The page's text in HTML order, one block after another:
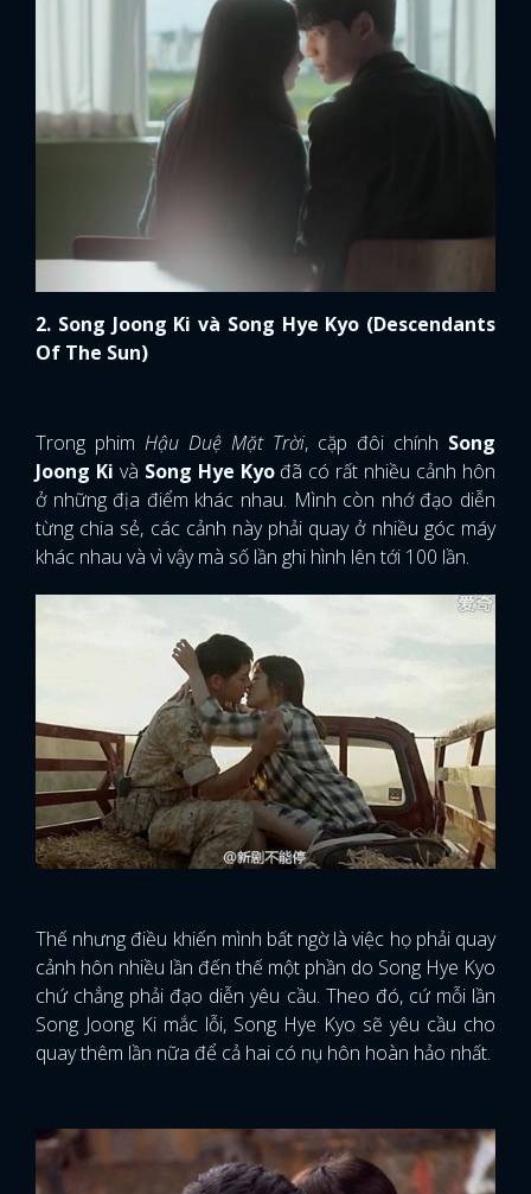
2. Song Joong Ki và Song Hye Kyo (Descendants
Of The Sun)
Trong phimHậu Duệ Mặt Trời, cặp đôi chính
Joong KivàSong Hye Kyo
đã có rất nhiều cảnh hôn
ở những địa điểm khác nhau. Mình còn nhớ đạo diễn
từng chia sẻ, các cảnh này phải quay ở nhiều góc máy
khác nhau và vì vậy mà số lần ghi hình lên tới 100 lần.
Thế nhưng điều khiến mình bất ngờ là việc họ phải quay
cảnh hôn nhiều lần đến thế một phần do Song Hye Kyo
chứ chẳng phải đạo diễn yêu cầu. Theo đó, cứ mỗi lần
Song Joong Ki mắc lỗi, Song Hye Kyo sẽ yêu cầu cho
quay thêm lần nữa để cả hai có nụ hôn hoàn hảo nhất.